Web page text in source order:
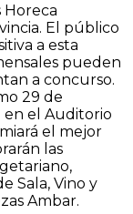
Horeca
El público
a esta
pueden
a concurso.
29 de
en el Auditorio
el mejor
las
Sala, Vino y
Ambar.